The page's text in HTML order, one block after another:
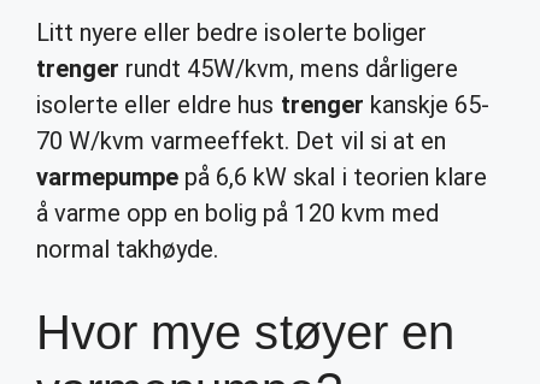
Litt nyere eller bedre isolerte boliger
trenger rundt 45W/kvm, mens dårligere
isolerte eller eldre hus trenger kanskje 65-
70 W/kvm varmeeffekt. Det vil si at en
varmepumpe på 6,6 kW skal i teorien klare
å varme opp en bolig på 120 kvm med
normal takhøyde.
Hvor mye støyer en